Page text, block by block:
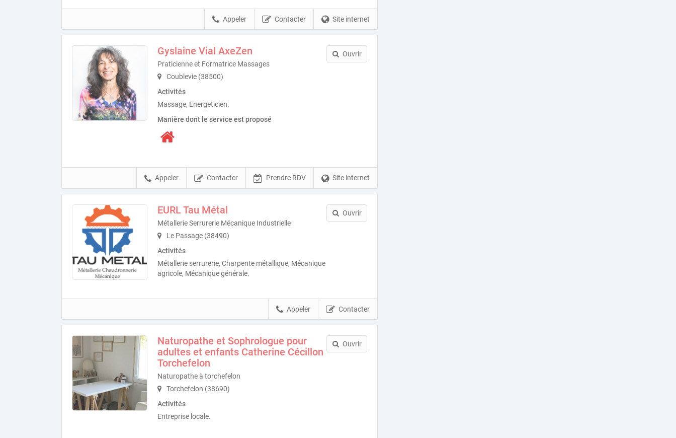
Site internet
Contacter
Appeler
Gyslaine Vial AxeZen
Praticienne et Formatrice Massages
Coublevie (38500)
Activités
Massage, Energeticien.
Manière dont le service est proposé
Ouvrir
Site internet
Prendre RDV
Contacter
Appeler
EURL Tau Métal
Métallerie Serrurerie Mécanique Industrielle
Le Passage (38490)
Activités
Métallerie serrurerie, Charpente métallique, Mécanique
agricole, Mécanique générale.
Ouvrir
Contacter
Appeler
Naturopathe et Sophrologue pour
adultes et enfants Catherine Cécillon
Torchefelon
Naturopathe à torchefelon
Torchefelon (38690)
Activités
Entreprise locale.
Ouvrir